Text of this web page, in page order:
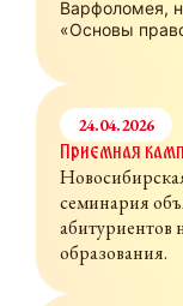
Варфоломея,
«Основы
24.04.2026
Приемная
семинария
абитуриентов
образования.